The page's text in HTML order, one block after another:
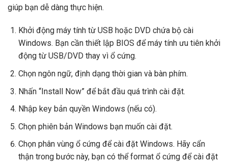
giúp bạn dễ dàng thực hiện.
Khởi động máy tính từ USB hoặc DVD chứa bộ cài
Windows. Bạn cần thiết lập BIOS để máy tính ưu tiên khởi
động từ USB/DVD thay vì ổ cứng.
Chọn ngôn ngữ, định dạng thời gian và bàn phím.
Nhấn “Install Now” để bắt đầu quá trình cài đặt.
Nhập key bản quyền Windows (nếu có).
Chọn phiên bản Windows bạn muốn cài đặt.
Chọn phân vùng ổ cứng để cài đặt Windows. Hãy cẩn
thận trong bước này, bạn có thể format ổ cứng để cài đặt